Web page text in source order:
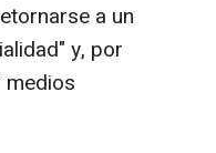
a un
y, por
medios